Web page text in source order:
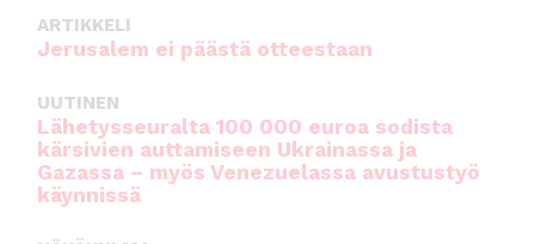
ARTIKKELI
Jerusalem ei päästä otteestaan
UUTINEN
Lähetysseuralta 100 000 euroa sodista
kärsivien auttamiseen Ukrainassa ja
Gazassa – myös Venezuelassa avustustyö
käynnissä